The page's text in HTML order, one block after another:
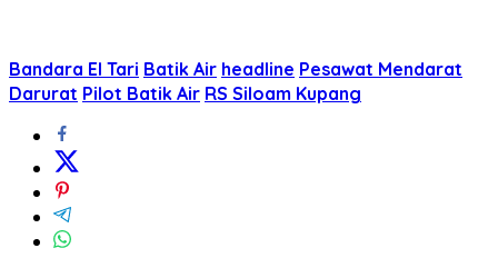
Bandara El Tari Batik Air headline Pesawat Mendarat
Darurat Pilot Batik Air RS Siloam Kupang